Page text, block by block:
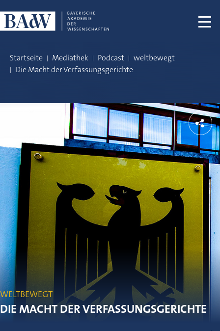
Startseite Mediathek Podcast
weltbewegt
Die Macht der Verfassungsgerichte
WELTBEWEGT
DIE MACHT DER VERFASSUNGSGERICHTE